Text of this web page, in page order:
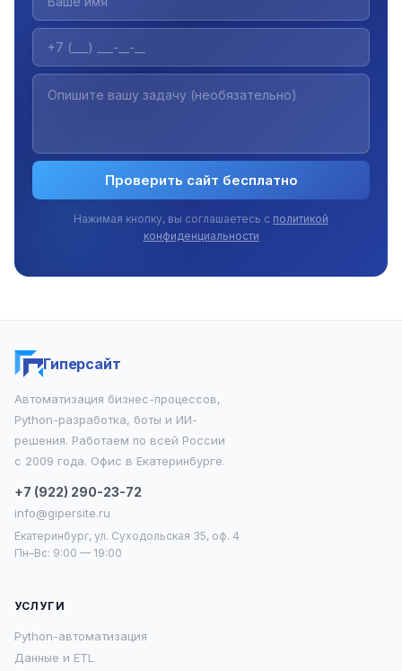
Проверить сайт бесплатно
Нажимая кнопку, вы соглашаетесь с политикой
конфиденциальности
Гиперсайт
Автоматизация бизнес-процессов,
Python-разработка, боты и ИИ-
решения. Работаем по всей России
с 2009 года. Офис в Екатеринбурге.
+7 (922) 290-23-72
info@gipersite.ru
Екатеринбург, ул. Суходольская 35, оф. 4
Пн–Вс: 9:00 — 19:00
УСЛУГИ
Python-автоматизация
Данные и ETL